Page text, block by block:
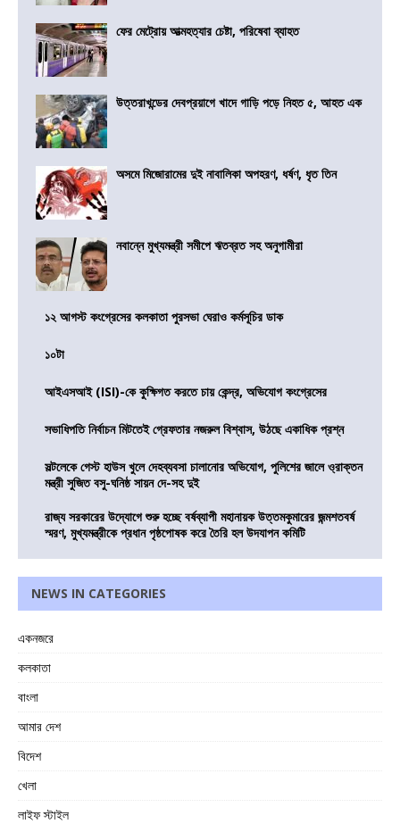
ফের মেট্রোয় আত্মহত্যার চেষ্টা, পরিষেবা ব্যাহত
উত্তরাখন্ডের দেবপ্রয়াগে খাদে গাড়ি পড়ে নিহত ৫, আহত এক
অসমে মিজোরামের দুই নাবালিকা অপহরণ, ধর্ষণ, ধৃত তিন
নবান্নে মুখ্যমন্ত্রী সমীপে ঋতব্রত সহ অনুগামীরা
১২ আগস্ট কংগ্রেসের কলকাতা পুরসভা ঘেরাও কর্মসূচির ডাক
১০টা
আইএসআই (ISI)-কে কুক্ষিগত করতে চায় কেন্দ্র, অভিযোগ কংগ্রেসের
সভাধিপতি নির্বাচন মিটতেই গ্রেফতার নজরুল বিশ্বাস, উঠছে একাধিক প্রশ্ন
সল্টলেকে গেস্ট হাউস খুলে দেহব্যবসা চালানোর অভিযোগ, পুলিশের জালে ও্রাক্তন
মন্ত্রী সুজিত বসু-ঘনিষ্ঠ সায়ন দে-সহ দুই
রাজ্য সরকারের উদ্যোগে শুরু হচ্ছে বর্ষব্যাপী মহানায়ক উত্তমকুমারের জন্মশতবর্ষ
স্মরণ, মুখ্যমন্ত্রীকে প্রধান পৃষ্ঠপোষক করে তৈরি হল উদযাপন কমিটি
NEWS IN CATEGORIES
একনজরে
কলকাতা
বাংলা
আমার দেশ
বিদেশ
খেলা
লাইফ স্টাইল